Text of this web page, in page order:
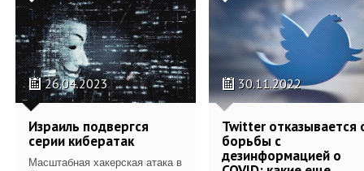
26.04.2023
Израиль подвергся
серии кибератак
Масштабная хакерская атака в
30.11.2022
Twitter отказывается
борьбы с
дезинформацией о